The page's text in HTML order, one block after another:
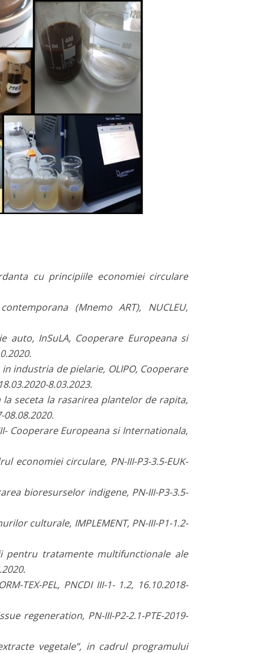
cu principiile economiei circulare
(Mnemo ART), NUCLEU,
InSuLA, Cooperare Europeana si
industria de pielarie, OLIPO, Cooperare
8.03.2023.
seceta la rasarirea plantelor de rapita,
08.08.2020.
Cooperare Europeana si Internationala,
circulare, PN-III-P3-3.5-EUK-
bioresurselor indigene, PN-III-P3-3.5-
culturale, IMPLEMENT, PN-III-P1-1.2-
pentru tratamente multifunctionale ale
TEX-PEL, PNCDI III-1- 1.2, 16.10.2018-
regeneration, PN-III-P2-2.1-PTE-2019-
vegetale”, in cadrul programului